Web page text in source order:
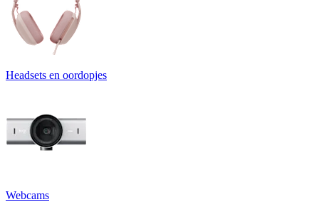
Headsets en oordopjes
Webcams